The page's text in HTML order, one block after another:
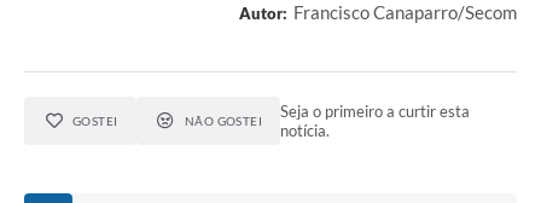
Autor: Francisco Canaparro/Secom
GOSTEI NÃO GOSTEI
Seja o primeiro a curtir esta
notícia.